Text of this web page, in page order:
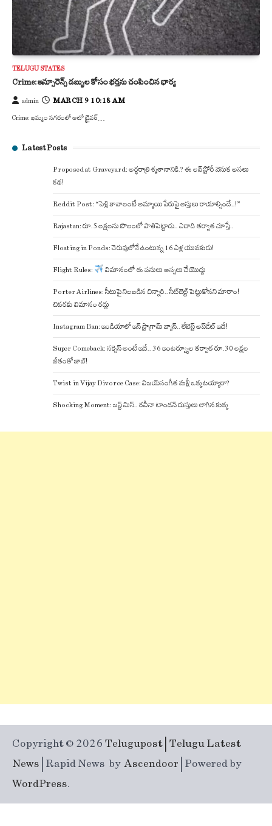
TELUGU STATES
Crime: ఇన్సూరెన్స్ డబ్బుల కోసం భర్తను చంపించిన భార్య
admin MARCH 9 10:18 AM
Crime: ఖమ్మం నగరంలో ఆటో డ్రైవర్…
Latest Posts
Proposed at Graveyard: అర్ధరాత్రి శ్మశానానికి.? ఈ లవ్ స్టోరీ వెనుక అసలు
కథ!
Reddit Post: “పెళ్లి కావాలంటే అమ్మాయి పేరుపై ఆస్తులు రాయాల్సిందే..!”
Rajastan: రూ.5 లక్షలను పొలంలో పాతిపెట్టాడు.. ఏడాది తర్వాత చూస్తే..
Floating in Ponds: చెరువులోనే ఉంటున్న 16 ఏళ్ల యువకుడు!
Flight Rules: విమానంలో ఈ పనులు అస్సలు చేయొద్దు
Porter Airlines: సీటుపై నిలబడిన చిన్నారి.. సీట్‌బెల్ట్ పెట్టుకోనని మారాం!
చివరకు విమానం రద్దు
Instagram Ban: ఇండియాలో ఇన్ స్టాగ్రామ్ బ్యాన్.. లేటెస్ట్ అప్‌డేట్‌ ఇదే!
Super Comeback: సక్సెస్ అంటే ఇదే.. 36 ఇంటర్వ్యూల తర్వాత రూ.30 లక్షల
జీతంతో జాబ్!
Twist in Vijay Divorce Case: విజయ్-సంగీత మళ్లీ ఒక్కటయ్యారా?
Shocking Moment: జస్ట్ మిస్.. రవీనా టాండన్ దుస్తులు లాగిన కుక్క
Copyright © 2026 Telugupost | Telugu Latest
News | Rapid News byAscendoor | Powered by
WordPress.